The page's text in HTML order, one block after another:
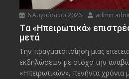
6 Αυγούστου 2026 admin
Tα «Ηπειρωτικά»
μετά
Την πραγματοποίηση μιας
εκδηλώσεων με στόχο την
«Ηπειρωτικών», πενήντα χρόνια